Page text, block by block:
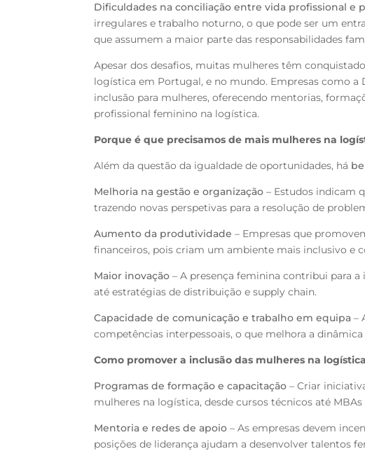
Dificuldades na conciliação entre vida profissional e
irregulares e trabalho noturno, o que pode ser um
que assumem a maior parte das responsabilidades
Apesar dos desafios, muitas mulheres têm
logística em Portugal, e no mundo. Empresas como a
inclusão para mulheres, oferecendo mentorias,
profissional feminino na logística.
Porque é que precisamos de mais mulheres na
Além da questão da igualdade de oportunidades, há
Melhoria na gestão e organização – Estudos indicam
trazendo novas perspetivas para a resolução de
Aumento da produtividade – Empresas que
financeiros, pois criam um ambiente mais inclusivo e
Maior inovação – A presença feminina contribui para a
até estratégias de distribuição e supply chain.
Capacidade de comunicação e trabalho em equipa –
competências interpessoais, o que melhora a
Como promover a inclusão das mulheres na
Programas de formação e capacitação – Criar
mulheres na logística, desde cursos técnicos até MBAs
Mentoria e redes de apoio – As empresas devem
posições de liderança ajudam a desenvolver talentos